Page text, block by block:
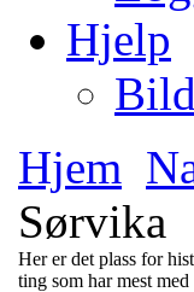
Hjelp
Hjem
Sørvika
Her er det plass for
ting som har mest